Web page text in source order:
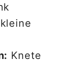
Knete